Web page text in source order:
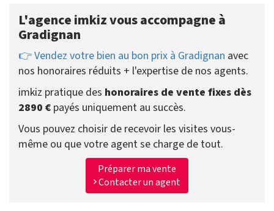
L'agence imkiz vous accompagne à
Gradignan
👉 Vendez votre bien au bon prix à Gradignan avec
nos honoraires réduits + l'expertise de nos agents.
imkiz pratique des honoraires de vente fixes dès
2890 € payés uniquement au succès.
Vous pouvez choisir de recevoir les visites vous-
même ou que votre agent se charge de tout.
Préparer ma vente
Contacter un agent